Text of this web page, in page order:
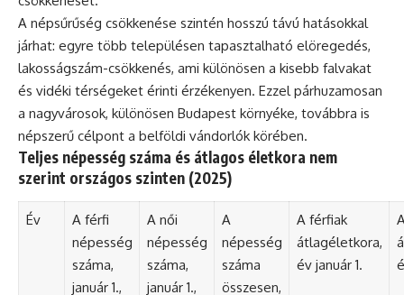
A népsűrűség csökkenése szintén hosszú távú hatásokkal
járhat: egyre több településen tapasztalható elöregedés,
lakosságszám-csökkenés, ami különösen a kisebb falvakat
és vidéki térségeket érinti érzékenyen. Ezzel párhuzamosan
a nagyvárosok, különösen Budapest környéke, továbbra is
népszerű célpont a belföldi vándorlók körében.
Teljes népesség száma és átlagos életkora nem
szerint országos szinten (2025)
Év
A férfi
népesség
száma,
január 1.,
A női
népesség
száma,
január 1.,
A
népesség
száma
összesen,
A férfiak
átlagéletkora,
év január 1.